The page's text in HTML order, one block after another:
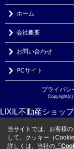
ホーム
会社概要
お問い合わせ
PCサイト
プライバシ
Copyright(c)
LIXIL不動産ショッ
当サイトでは、お客様
して、クッキー（
詳しくは、当社の 「